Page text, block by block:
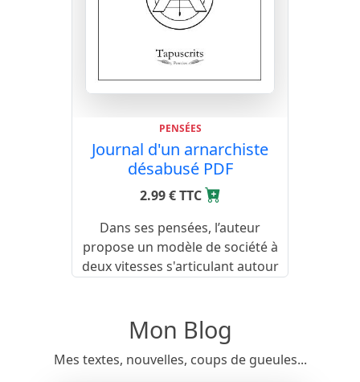
PENSÉES
Journal d'un arnarchiste
désabusé PDF
2.99 € TTC
Dans ses pensées, l’auteur
propose un modèle de société à
deux vitesses s'articulant autour
Mon Blog
Mes textes, nouvelles, coups de gueules...